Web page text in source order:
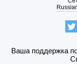
Ваша поддержка